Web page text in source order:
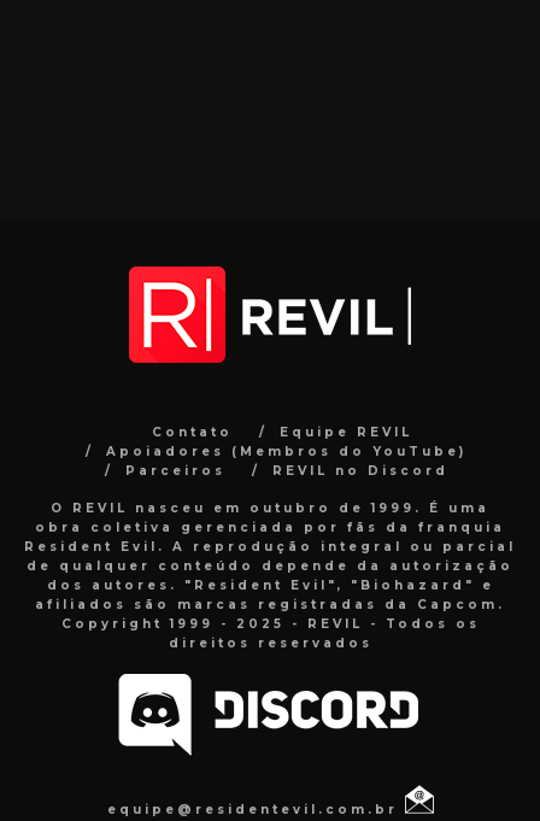
Contato
Equipe REVIL
Apoiadores (Membros do YouTube)
Parceiros
REVIL no Discord
O REVIL nasceu em outubro de 1999. É uma
obra coletiva gerenciada por fãs da franquia
Resident Evil. A reprodução integral ou parcial
de qualquer conteúdo depende da autorização
dos autores. "Resident Evil", "Biohazard" e
afiliados são marcas registradas da Capcom.
Copyright 1999 - 2025 - REVIL - Todos os
direitos reservados
equipe@residentevil.com.br